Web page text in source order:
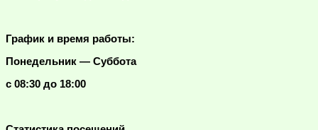
График и время работы:
Понедельник — Суббота
с 08:30 до 18:00